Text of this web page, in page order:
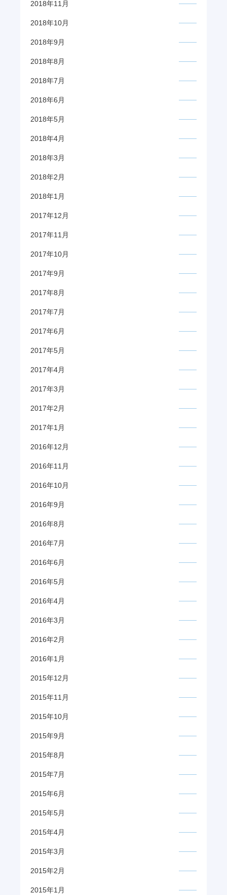
2018年11月
2018年10月
2018年9月
2018年8月
2018年7月
2018年6月
2018年5月
2018年4月
2018年3月
2018年2月
2018年1月
2017年12月
2017年11月
2017年10月
2017年9月
2017年8月
2017年7月
2017年6月
2017年5月
2017年4月
2017年3月
2017年2月
2017年1月
2016年12月
2016年11月
2016年10月
2016年9月
2016年8月
2016年7月
2016年6月
2016年5月
2016年4月
2016年3月
2016年2月
2016年1月
2015年12月
2015年11月
2015年10月
2015年9月
2015年8月
2015年7月
2015年6月
2015年5月
2015年4月
2015年3月
2015年2月
2015年1月